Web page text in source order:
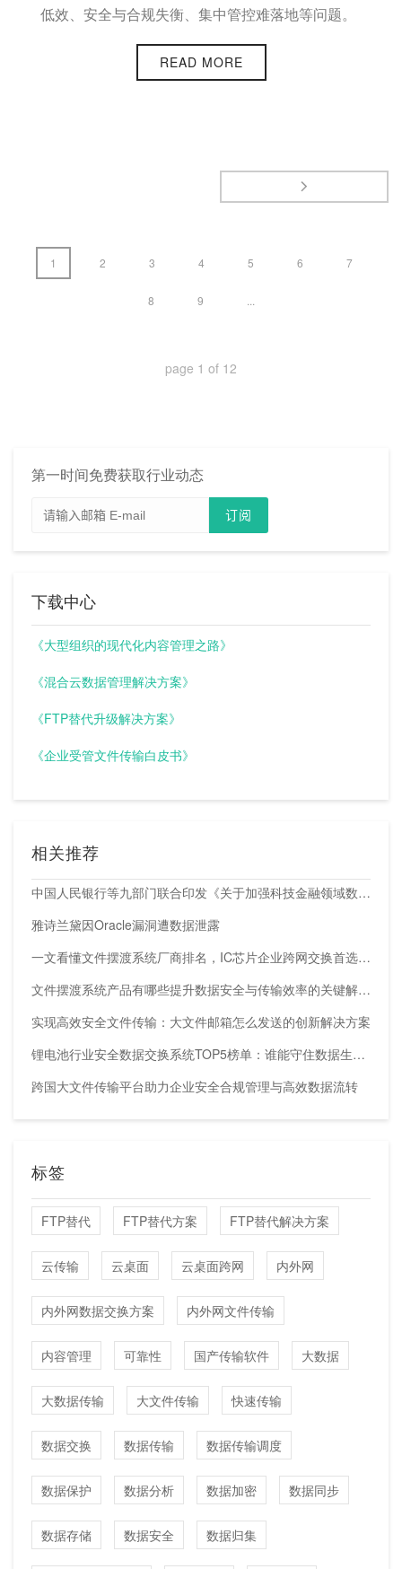
低效、安全与合规失衡、集中管控难落地等问题。
READ MORE
1 2 3 4 5 6 7
8 9
page 1 of 12
第一时间免费获取行业动态
下载中心
《大型组织的现代化内容管理之路》
《混合云数据管理解决方案》
《FTP替代升级解决方案》
《企业受管文件传输白皮书》
相关推荐
中国人民银行等九部门联合印发《关于加强科技金融领域数据开发利用的通知》
雅诗兰黛因Oracle漏洞遭数据泄露
一文看懂文件摆渡系统厂商排名，IC芯片企业跨网交换首选方案
文件摆渡系统产品有哪些提升数据安全与传输效率的关键解决方案
实现高效安全文件传输：大文件邮箱怎么发送的创新解决方案
锂电池行业安全数据交换系统TOP5榜单：谁能守住数据生命线？
跨国大文件传输平台助力企业安全合规管理与高效数据流转
标签
FTP替代 FTP替代方案 FTP替代解决方案
云传输 云桌面 云桌面跨网 内外网
内外网数据交换方案 内外网文件传输
内容管理 可靠性 国产传输软件 大数据
大数据传输 大文件传输 快速传输
数据交换 数据传输 数据传输调度
数据保护 数据分析 数据加密 数据同步
数据存储 数据安全 数据归集